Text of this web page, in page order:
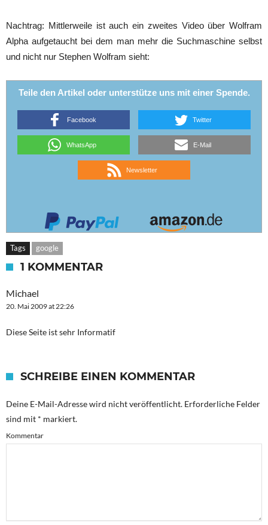
Nachtrag: Mittlerweile ist auch ein zweites Video über Wolfram
Alpha aufgetaucht bei dem man mehr die Suchmaschine selbst
und nicht nur Stephen Wolfram sieht:
Teile den Artikel oder unterstütze uns mit einer Spende.
Facebook Twitter
WhatsApp E-Mail
Newsletter
Tags google
1 KOMMENTAR
Michael
20. Mai 2009 at 22:26
Diese Seite ist sehr Informatif
SCHREIBE EINEN KOMMENTAR
Deine E-Mail-Adresse wird nicht veröffentlicht. Erforderliche Felder
sind mit * markiert.
Kommentar